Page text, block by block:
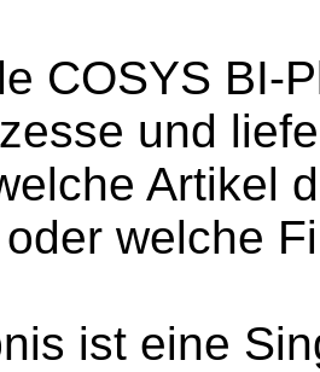
COSYS BI-
und
Artikel
welche
ist eine